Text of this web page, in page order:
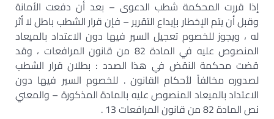
إذا قررت المحكمة شطب الدعوى – بعد أن دفعت الأمانة
وقبل أن يتم الإخطار بإيداع التقرير – فإن قرار الشطب باطل لا أثر
له ، ويجوز للخصوم تعجيل السير فيها دون الاعتداد بالميعاد
المنصوص عليه في المادة 82 من قانون المرافعات ، وقد
قضت محكمة النقض في هذا الصدد : بطلان قرار الشطب
لصدوره مخالفاً لأحكام القانون . للخصوم السير فيها دون
الاعتداد بالميعاد المنصوص عليه بالمادة المذكورة – والمعني
نص المادة 82 من قانون المرافعات 13 .